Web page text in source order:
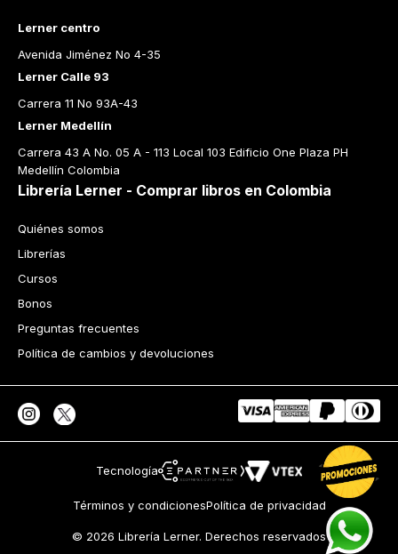
Lerner centro
Avenida Jiménez No 4-35
Lerner Calle 93
Carrera 11 No 93A-43
Lerner Medellín
Carrera 43 A No. 05 A - 113 Local 103 Edificio One Plaza PH
Medellín Colombia
Librería Lerner - Comprar libros en Colombia
Quiénes somos
Librerías
Cursos
Bonos
Preguntas frecuentes
Política de cambios y devoluciones
Tecnología
Términos y condicionesPolítica de privacidad
© 2026 Librería Lerner. Derechos reservados